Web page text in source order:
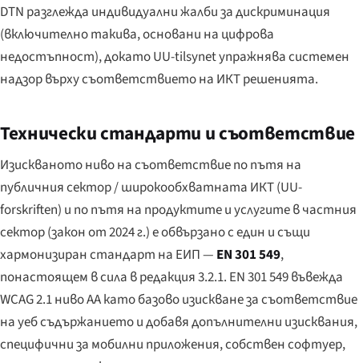
DTN разглежда индивидуални жалби за дискриминация
(включително такива, основани на цифрова
недостъпност), докато UU-tilsynet упражнява системен
надзор върху съответствието на ИКТ решенията.
Технически стандарти и съответствие
Изискваното ниво на съответствие по пътя на
публичния сектор / широкообхватната ИКТ (UU-
forskriften) и по пътя на продуктите и услугите в частния
сектор (закон от 2024 г.) е обвързано с един и същи
хармонизиран стандарт на ЕИП — EN 301 549,
понастоящем в сила в редакция 3.2.1. EN 301 549 въвежда
WCAG 2.1 ниво AA като базово изискване за съответствие
на уеб съдържанието и добавя допълнителни изисквания,
специфични за мобилни приложения, собствен софтуер,